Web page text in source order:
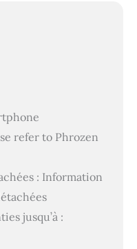
refer to Phrozen
: Information
jusqu’à :